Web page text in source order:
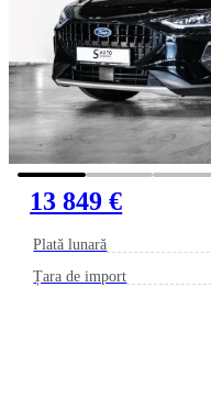
13 849 €
Plată lunară
Țara de import